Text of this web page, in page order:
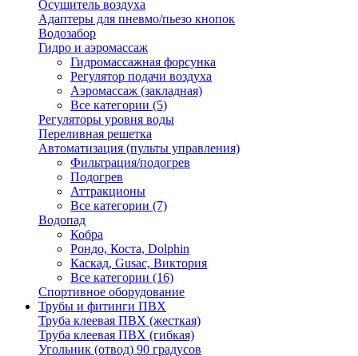
Осушитель воздуха
Адаптеры для пневмо/пьезо кнопок
Водозабор
Гидро и аэромассаж
Гидромассажная форсунка
Регулятор подачи воздуха
Аэромассаж (закладная)
Все категории (5)
Регуляторы уровня воды
Переливная решетка
Автоматизация (пульты управления)
Фильтрация/подогрев
Подогрев
Аттракционы
Все категории (7)
Водопад
Кобра
Рондо, Коста, Dolphin
Каскад, Gusac, Виктория
Все категории (16)
Спортивное оборудование
Трубы и фитинги ПВХ
Труба клеевая ПВХ (жесткая)
Труба клеевая ПВХ (гибкая)
Угольник (отвод) 90 градусов